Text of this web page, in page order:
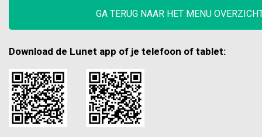
GA TERUG NAAR HET MENU
Download de Lunet app of je telefoon of tablet: